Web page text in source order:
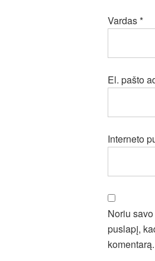
Vardas*
El. pašto
Interneto
Noriu
puslapį,
komentarą.